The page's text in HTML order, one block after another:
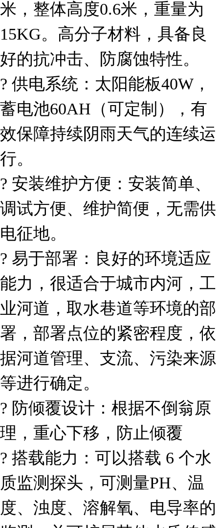
米，整体高度0.6米，重量为
15KG。高分子材料，具备良
好的抗冲击、防腐蚀特性。
? 供电系统：太阳能板40W ，
蓄电池60AH （可定制），有
效保障持续阴雨天气的连续运
行。
? 安装维护方便：安装简单、
调试方便、维护简便，无需供
电征地。
? 易于部署：良好的环境适应
能力，很适合于城市内河，工
业河道，取水巷道等环境的部
署，部署点位的紧密程度，依
据河道管理、支流、污染来源
等进行确定。
? 防倾覆设计：根据不倒翁原
理，重心下移，防止倾覆
? 搭载能力：可以搭载 6 个水
质监测探头，可测量PH、温
度、浊度、溶解氧、电导率的